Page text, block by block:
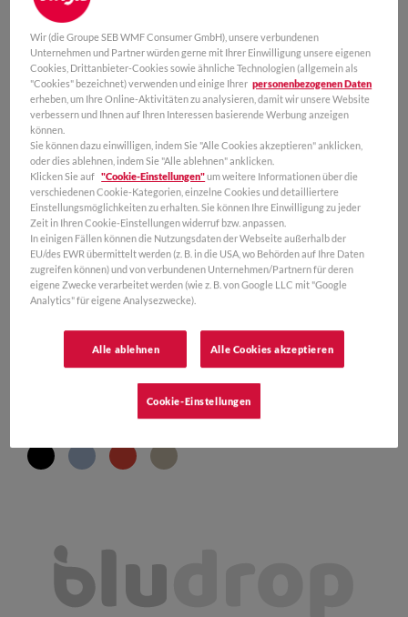
Hygiene, während die herausragende Isolierung
Heißgetränke warm und Kaltgetränke gekühlt hält. Und das
Beste: Alle beYou Deckel, Tragebänder, Sleeves und
Flaschenkörper in verschiedenen Größen können
untereinander kombiniert werden.
BEYOU
Wir (die Groupe SEB WMF Consumer GmbH), unsere verbundenen
Unternehmen und Partner würden gerne mit Ihrer Einwilligung unsere eigenen
Cookies, Drittanbieter-Cookies sowie ähnliche Technologien (allgemein als
"Cookies" bezeichnet) verwenden und einige Ihrer personenbezogenen Daten
erheben, um Ihre Online-Aktivitäten zu analysieren, damit wir unsere Website
verbessern und Ihnen auf Ihren Interessen basierende Werbung anzeigen
können.
Sie können dazu einwilligen, indem Sie "Alle Cookies akzeptieren" anklicken,
oder dies ablehnen, indem Sie "Alle ablehnen" anklicken.
Klicken Sie auf "Cookie-Einstellungen"um weitere Informationen über die
verschiedenen Cookie-Kategorien, einzelne Cookies und detailliertere
Einstellungsmöglichkeiten zu erhalten. Sie können Ihre Einwilligung zu jeder
Zeit in Ihren Cookie-Einstellungen widerruf bzw. anpassen.
In einigen Fällen können die Nutzungsdaten der Webseite außerhalb der
EU/des EWR übermittelt werden (z. B. in die USA, wo Behörden auf Ihre Daten
zugreifen können) und von verbundenen Unternehmen/Partnern für deren
eigene Zwecke verarbeitet werden (wie z. B. von Google LLC mit "Google
Analytics" für eigene Analysezwecke).
Alle ablehnen Alle Cookies akzeptieren
Cookie-Einstellungen